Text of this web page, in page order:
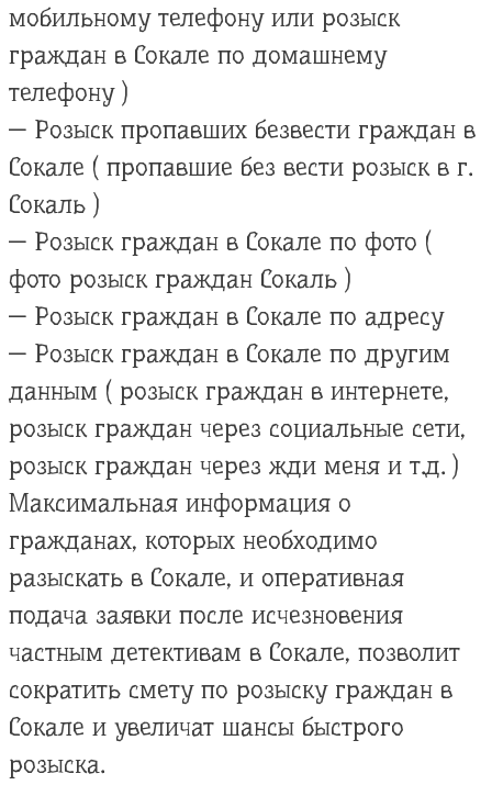
мобильному телефону или розыск
граждан в Сокале по домашнему
телефону )
— Розыск пропавших безвести граждан в
Сокале ( пропавшие без вести розыск в г.
Сокаль )
— Розыск граждан в Сокале по фото (
фото розыск граждан Сокаль )
— Розыск граждан в Сокале по адресу
— Розыск граждан в Сокале по другим
данным ( розыск граждан в интернете,
розыск граждан через социальные сети,
розыск граждан через жди меня и т.д. )
Максимальная информация о
гражданах, которых необходимо
разыскать в Сокале, и оперативная
подача заявки после исчезновения
частным детективам в Сокале, позволит
сократить смету по розыску граждан в
Сокале и увеличат шансы быстрого
розыска.